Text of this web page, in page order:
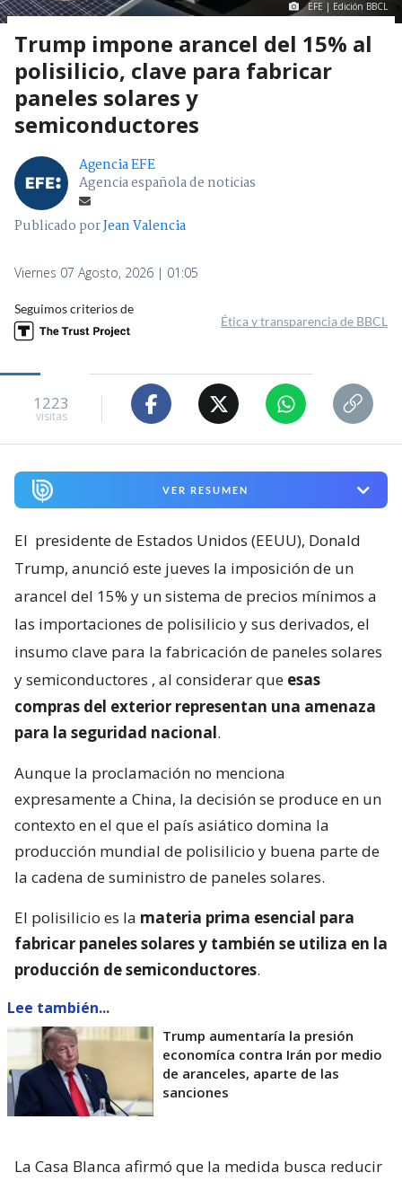
EFE | Edición BBCL
Trump impone arancel del 15% al
polisilicio, clave para fabricar
paneles solares y
semiconductores
Agencia EFE
Agencia española de noticias
Publicado porJean Valencia
Viernes 07 Agosto, 2026 | 01:05
Seguimos criterios de
Ética y transparencia de BBCL
1223
visitas
VER RESUMEN
El presidente de Estados Unidos (EEUU), Donald
Trump, anunció este jueves la imposición de un
arancel del 15% y un sistema de precios mínimos a
las importaciones de polisilicio y sus derivados, el
insumo clave para la fabricación de paneles solares
y semiconductores , al considerar que esas
compras del exterior representan una amenaza
para la seguridad nacional.
Aunque la proclamación no menciona
expresamente a China, la decisión se produce en un
contexto en el que el país asiático domina la
producción mundial de polisilicio y buena parte de
la cadena de suministro de paneles solares.
El polisilicio es la materia prima esencial para
fabricar paneles solares y también se utiliza en la
producción de semiconductores.
Lee también...
Trump aumentaría la presión
economíca contra Irán por medio
de aranceles, aparte de las
sanciones
La Casa Blanca afirmó que la medida busca reducir